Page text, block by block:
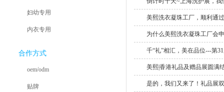
妇幼专用
内衣专用
合作方式
oem/odm
贴牌
美熙洗衣凝珠工厂，顺利通
为什么美熙洗衣凝珠工厂会
千“礼”相汇，美在品位---第
美熙|香港礼品及赠品展圆满
是的，我们又来了！礼品展